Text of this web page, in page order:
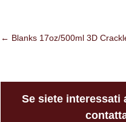
← Blanks 17oz/500ml 3D
Se siete interessati